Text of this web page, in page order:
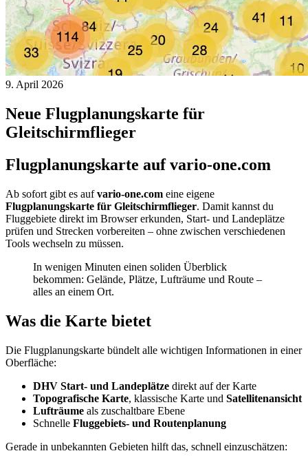
9. April 2026
Neue Flugplanungskarte für
Gleitschirmflieger
Flugplanungskarte auf vario-one.com
Ab sofort gibt es aufvario-one.com eine eigene
Flugplanungskarte für Gleitschirmflieger. Damit kannst du
Fluggebiete direkt im Browser erkunden, Start- und Landeplätze
prüfen und Strecken vorbereiten – ohne zwischen verschiedenen
Tools wechseln zu müssen.
In wenigen Minuten einen soliden Überblick
bekommen: Gelände, Plätze, Lufträume und Route –
alles an einem Ort.
Was die Karte bietet
Die Flugplanungskarte bündelt alle wichtigen Informationen in einer
Oberfläche:
DHV Start- und Landeplätze direkt auf der Karte
Topografische Karte, klassische Karte und Satellitenansicht
Lufträume als zuschaltbare Ebene
Schnelle Fluggebiets- und Routenplanung
Gerade in unbekannten Gebieten hilft das, schnell einzuschätzen: